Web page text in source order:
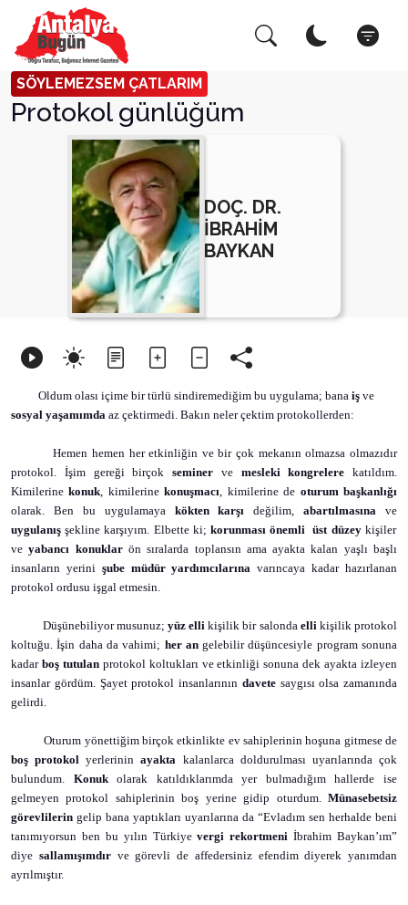
SÖYLEMEZSEM ÇATLARIM
Protokol günlüğüm
DOÇ. DR.
İBRAHİM
BAYKAN
Oldum olası içime bir türlü sindiremediğim bu uygulama; bana iş ve
sosyal yaşamımda az çektirmedi. Bakın neler çektim protokollerden:
Hemen hemen her etkinliğin ve bir çok mekanın olmazsa olmazıdır
protokol. İşim gereği birçok seminer ve mesleki kongrelere katıldım.
Kimilerinekonuk, kimilerinekonuşmacı, kimilerine de oturum başkanlığı
olarak. Ben bu uygulamaya kökten karşı değilim,abartılmasına ve
uygulanışşekline karşıyım. Elbette ki; korunması önemli üst düzeykişiler
veyabancı konuklarön sıralarda toplansın ama ayakta kalan yaşlı başlı
insanların yerini şube müdür yardımcılarına varıncaya kadar hazırlanan
protokol ordusu işgal etmesin.
Düşünebiliyor musunuz; yüz elli kişilik bir salonda ellikişilik protokol
koltuğu. İşin daha da vahimi; her angelebilir düşüncesiyle program sonuna
kadar boş tutulanprotokol koltukları ve etkinliği sonuna dek ayakta izleyen
insanlar gördüm. Şayet protokol insanlarının davetesaygısı olsa zamanında
gelirdi.
Oturum yönettiğim birçok etkinlikte ev sahiplerinin hoşuna gitmese de
boş protokol yerlerininayakta kalanlarca doldurulması uyarılarında çok
bulundum. Konukolarak katıldıklarımda yer bulmadığım hallerde ise
gelmeyen protokol sahiplerinin boş yerine gidip oturdum.Münasebetsiz
görevlilerin gelip bana yaptıkları uyarılarına da “Evladım sen herhalde beni
tanımıyorsun ben bu yılın Türkiyevergi rekortmeni İbrahim Baykan’ım”
diye sallamışımdırve görevli de affedersiniz efendim diyerek yanımdan
ayrılmıştır.
Arama Yap! Kapat